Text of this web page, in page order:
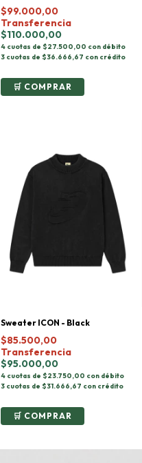
$99.000,00
Transferencia
$110.000,00
4 cuotas de $27.500,00 con débito
3 cuotas de $36.666,67 con crédito
COMPRAR
Sweater ICON - Black
$85.500,00
Transferencia
$95.000,00
4 cuotas de $23.750,00 con débito
3 cuotas de $31.666,67 con crédito
COMPRAR